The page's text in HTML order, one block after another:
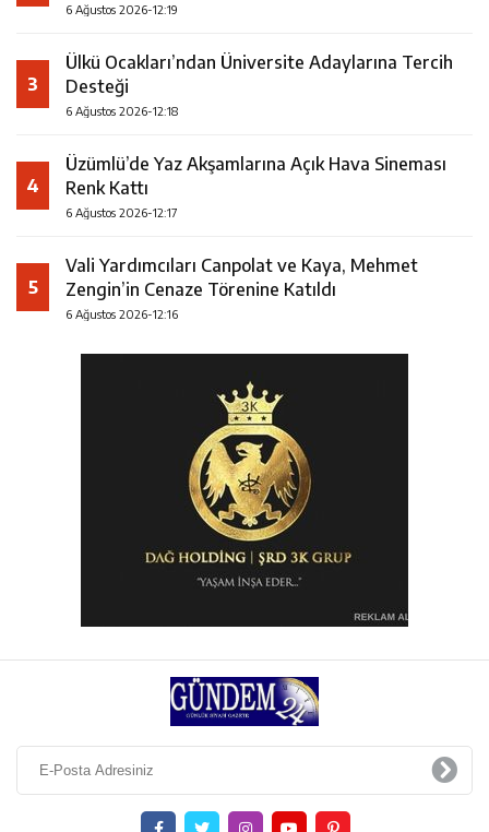
6 Ağustos 2026-12:19
3
Ülkü Ocakları’ndan Üniversite Adaylarına Tercih
Desteği
6 Ağustos 2026-12:18
4
Üzümlü’de Yaz Akşamlarına Açık Hava Sineması
Renk Kattı
6 Ağustos 2026-12:17
5
Vali Yardımcıları Canpolat ve Kaya, Mehmet
Zengin’in Cenaze Törenine Katıldı
6 Ağustos 2026-12:16